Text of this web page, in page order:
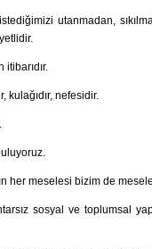
istediğimizi utanmadan,
itibarıdır.
kulağıdır, nefesidir.
her meselesi bizim de
sosyal ve toplumsal